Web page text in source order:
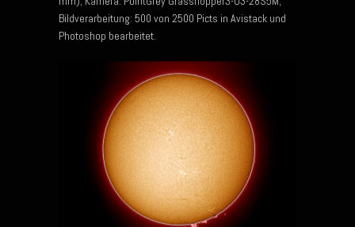
Bildverarbeitung: 500 von 2500 Picts in Avistack und
Photoshop bearbeitet.